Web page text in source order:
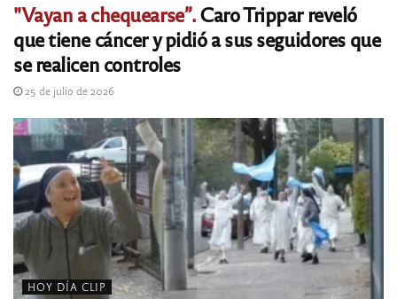
"Vayan a chequearse”.Caro Trippar reveló
que tiene cáncer y pidió a sus seguidores que
se realicen controles
25 de julio de 2026
HOY DÍA CLIP